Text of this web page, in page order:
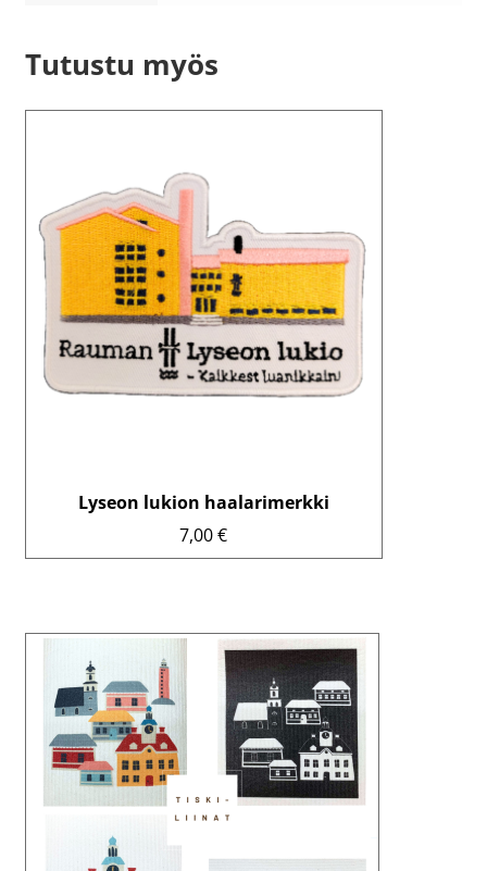
Tutustu myös
Lyseon lukion haalarimerkki
7,00€
Tällä
tuotteella
useampi
muunnelma.
tehdä
tuotteen